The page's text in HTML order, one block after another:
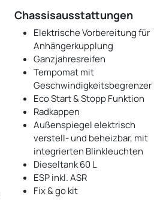
Chassisausstattungen
Elektrische Vorbereitung für
Anhängerkupplung
Ganzjahresreifen
Tempomat mit
Geschwindigkeitsbegrenzer
Eco Start & Stopp Funktion
Radkappen
Außenspiegel elektrisch
verstell- und beheizbar, mit
integrierten Blinkleuchten
Dieseltank 60 L
ESP inkl. ASR
Fix & go kit